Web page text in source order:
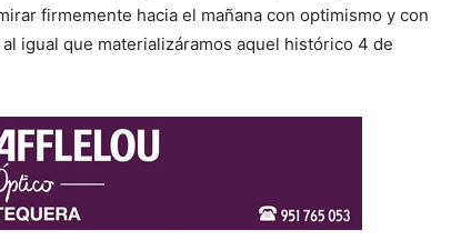
firmemente hacia el mañana con optimismo y con
igual que materializáramos aquel histórico 4 de